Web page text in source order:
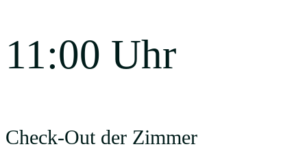
11:00 Uhr
Check-Out der Zimmer